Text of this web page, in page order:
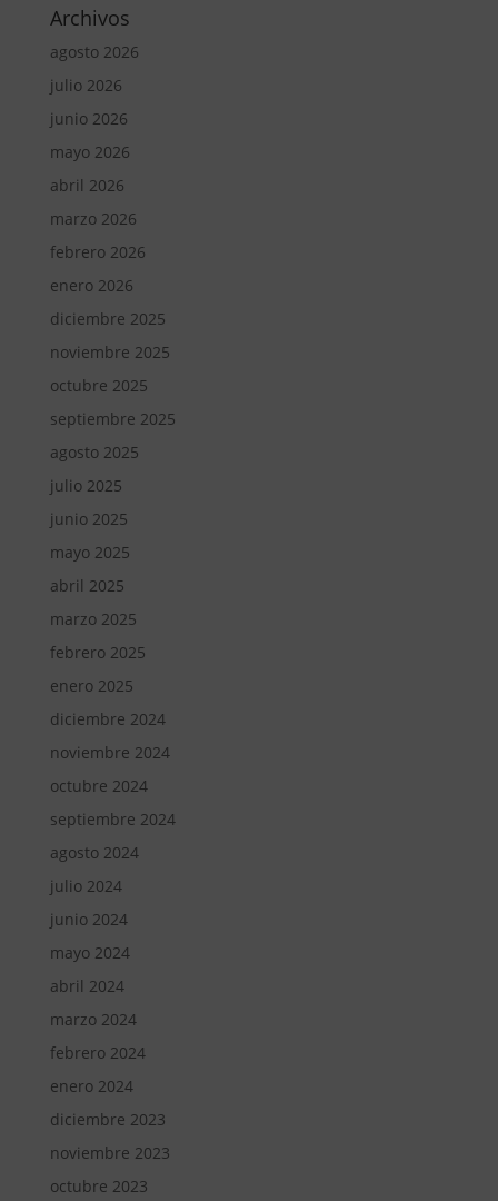
Archivos
agosto 2026
julio 2026
junio 2026
mayo 2026
abril 2026
marzo 2026
febrero 2026
enero 2026
diciembre 2025
noviembre 2025
octubre 2025
septiembre 2025
agosto 2025
julio 2025
junio 2025
mayo 2025
abril 2025
marzo 2025
febrero 2025
enero 2025
diciembre 2024
noviembre 2024
octubre 2024
septiembre 2024
agosto 2024
julio 2024
junio 2024
mayo 2024
abril 2024
marzo 2024
febrero 2024
enero 2024
diciembre 2023
noviembre 2023
octubre 2023